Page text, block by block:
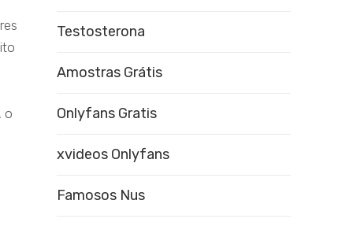
o
Testosterona
Amostras Grátis
Onlyfans Gratis
xvideos Onlyfans
Famosos Nus